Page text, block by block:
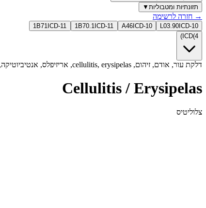
תזונתיות ומטבוליות ▼
→ חזרה לרשימה
L03.90 ICD-10
A46 ICD-10
1B70.1 ICD-11
1B71 ICD-11
ICD(4
)
דלקת עור, אודם, זיהום, cellulitis, erysipelas, אריזיפלס, אנטיביוטיקה, חום, נפיחות, כאב, streptococcus
Cellulitis / Erysipelas
צלוליטיס